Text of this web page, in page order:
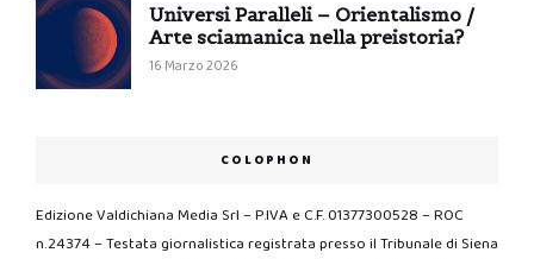
Universi Paralleli – Orientalismo /
Arte sciamanica nella preistoria?
16 Marzo 2026
COLOPHON
Edizione Valdichiana Media Srl – P.IVA e C.F. 01377300528 – ROC
n.24374 – Testata giornalistica registrata presso il Tribunale di Siena